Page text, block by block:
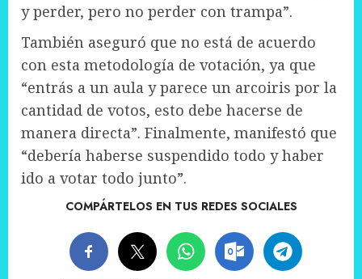
y perder, pero no perder con trampa”.
También aseguró que no está de acuerdo
con esta metodología de votación, ya que
“entrás a un aula y parece un arcoiris por la
cantidad de votos, esto debe hacerse de
manera directa”. Finalmente, manifestó que
“debería haberse suspendido todo y haber
ido a votar todo junto”.
COMPÁRTELOS EN TUS REDES SOCIALES